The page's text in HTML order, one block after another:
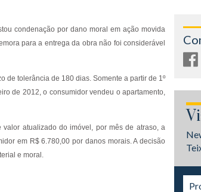
condenação por dano moral em ação movida
para a entrega da obra não foi considerável
de tolerância de 180 dias. Somente a partir de 1º
de 2012, o consumidor vendeu o apartamento,
atualizado do imóvel, por mês de atraso, a
em R$ 6.780,00 por danos morais. A decisão
e moral.